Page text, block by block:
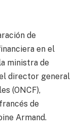
de
en el
ministra de
el director general
(ONCF),
de
Armand.